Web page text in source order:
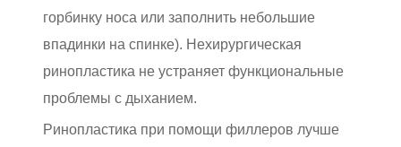
горбинку носа или заполнить небольшие
впадинки на спинке). Нехирургическая
ринопластика не устраняет функциональные
проблемы с дыханием.
Ринопластика при помощи филлеров лучше